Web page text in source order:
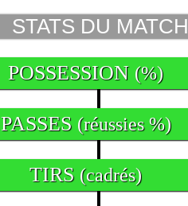
STATS DU MATCH
POSSESSION (%)
PASSES (réussies %)
TIRS (cadrés)